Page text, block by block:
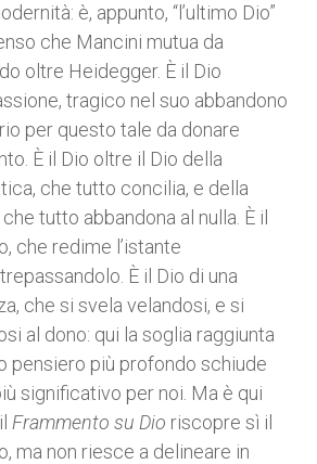
è, appunto, “l’ultimo Dio”
che Mancini mutua da
oltre Heidegger. È il Dio
tragico nel suo abbandono
per questo tale da donare
È il Dio oltre il Dio della
che tutto concilia, e della
tutto abbandona al nulla. È il
che redime l’istante
È il Dio di una
che si svela velandosi, e si
al dono: qui la soglia raggiunta
pensiero più profondo schiude
significativo per noi. Ma è qui
Frammento su Dio riscopre sì il
ma non riesce a delineare in